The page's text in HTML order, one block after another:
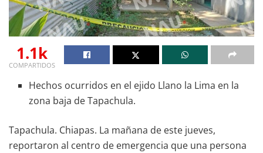
1.1k
COMPARTIDOS
Hechos ocurridos en el ejido Llano la Lima en la
zona baja de Tapachula.
Tapachula. Chiapas. La mañana de este jueves,
reportaron al centro de emergencia que una persona